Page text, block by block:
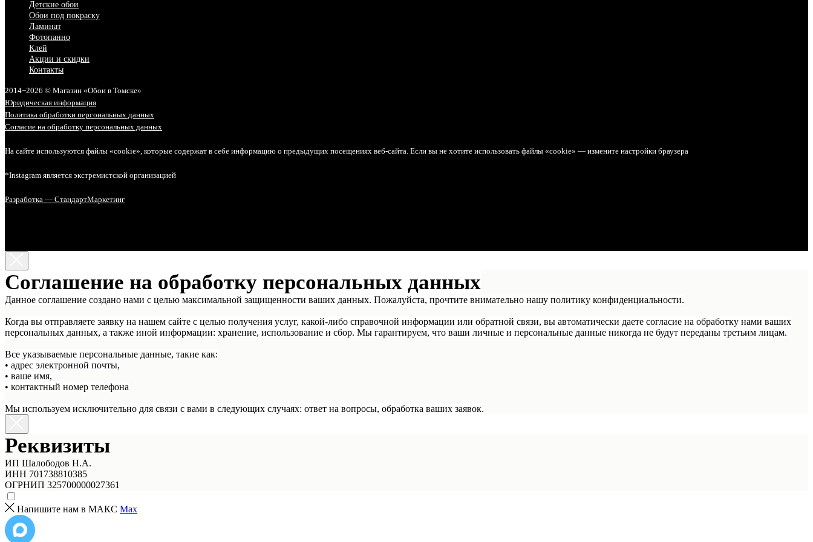
Детские обои
Обои под покраску
Ламинат
Фотопанно
Клей
Акции и скидки
Контакты
2014−2026 © Магазин «Обои в Томске»
Юридическая информация
Политика обработки персональных данных
Согласие на обработку персональных данных
На сайте используются файлы «cookie», которые содержат в себе информацию о предыдущих посещениях веб-сайта. Если вы не хотите использовать файлы «cookie» — измените настройки браузера
*Instagram является экстремистской организацией
Разработка — СтандартМаркетинг
Соглашение на обработку персональных данных
Данное соглашение создано нами с целью максимальной защищенности ваших данных. Пожалуйста, прочтите внимательно нашу политику конфиденциальности.
Когда вы отправляете заявку на нашем сайте с целью получения услуг, какой-либо справочной информации или обратной связи, вы автоматически даете согласие на обработку нами ваших
персональных данных, а также иной информации: хранение, использование и сбор. Мы гарантируем, что ваши личные и персональные данные никогда не будут переданы третьим лицам.
Все указываемые персональные данные, такие как:
• адрес электронной почты,
• ваше имя,
• контактный номер телефона
Мы используем исключительно для связи с вами в следующих случаях: ответ на вопросы, обработка ваших заявок.
Реквизиты
ИП Шалободов Н.А.
ИНН 701738810385
ОГРНИП 325700000027361
Напишите нам в МАКС Max